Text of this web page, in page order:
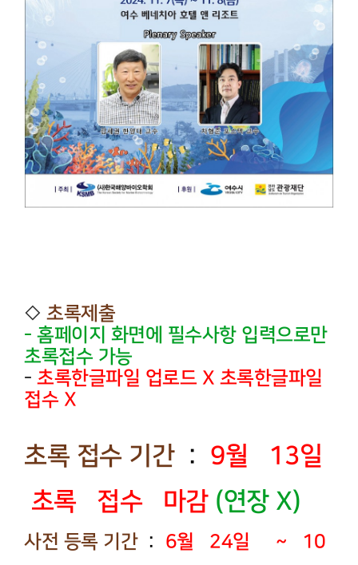
◇ 초록제출
- 홈페이지 화면에 필수사항 입력으로만
초록접수 가능
- 초록한글파일 업로드 X 초록한글파일
접수 X
초록 접수 기간 : 9월 13일
초록 접수 마감 (연장 X)
사전 등록 기간 :
6월 24일 ~ 10